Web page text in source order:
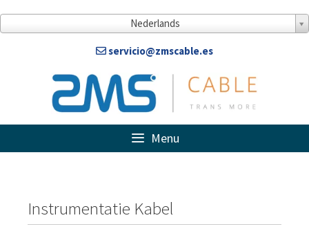
Nederlands
servicio@zmscable.es
Menu
Instrumentatie Kabel